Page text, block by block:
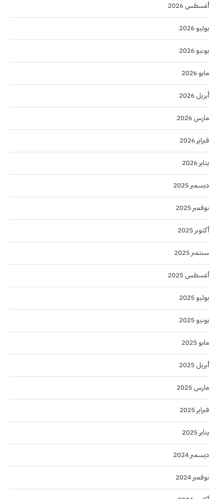
أغسطس 2026
يوليو 2026
يونيو 2026
مايو 2026
أبريل 2026
مارس 2026
فبراير 2026
يناير 2026
ديسمبر 2025
نوفمبر 2025
أكتوبر 2025
سبتمبر 2025
أغسطس 2025
يوليو 2025
يونيو 2025
مايو 2025
أبريل 2025
مارس 2025
فبراير 2025
يناير 2025
ديسمبر 2024
نوفمبر 2024